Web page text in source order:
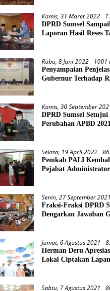
Kamis, 31 Maret 2022
DPRD Sumsel
Laporan Hasil Reses
Rabu, 8 Juni 2022 1001
Penyampaian
Gubernur Terhadap
Kamis, 30 September
DPRD Sumsel Setujui
Perubahan APBD
Selasa, 19 April 2022
Pemkab PALI
Pejabat Administrator
Senin, 27 September 2021
Fraksi-Fraksi DPRD
Dengarkan Jawaban
Jumat, 6 Agustus 2021
Herman Deru
Lokal Ciptakan
Sabtu, 7 Agustus 2021